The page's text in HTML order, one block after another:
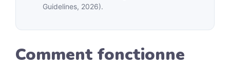
Guidelines, 2026).
Comment fonctionne